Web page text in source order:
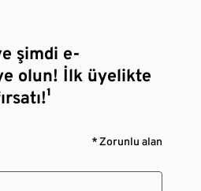
şimdi e-
olun! İlk üyelikte
* Zorunlu alan